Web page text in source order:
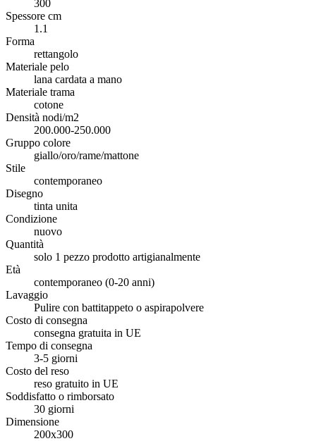
300
Spessore cm
1.1
Forma
rettangolo
Materiale pelo
lana cardata a mano
Materiale trama
cotone
Densità nodi/m2
200.000-250.000
Gruppo colore
giallo/oro/rame/mattone
Stile
contemporaneo
Disegno
tinta unita
Condizione
nuovo
Quantità
solo 1 pezzo prodotto artigianalmente
Età
contemporaneo (0-20 anni)
Lavaggio
Pulire con battitappeto o aspirapolvere
Costo di consegna
consegna gratuita in UE
Tempo di consegna
3-5 giorni
Costo del reso
reso gratuito in UE
Soddisfatto o rimborsato
30 giorni
Dimensione
200x300